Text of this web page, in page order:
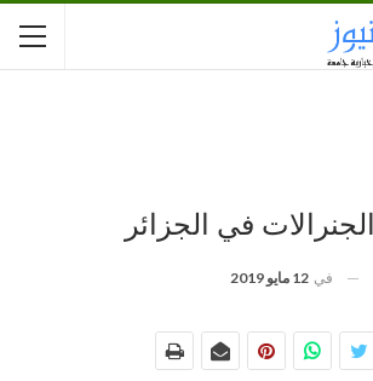
في الجزائر
في 12 مايو 2019